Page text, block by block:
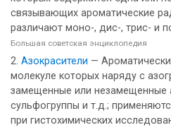
связывающих ароматические
различают моно-, дис-, трис- и
Большая советская энциклопедия
Азокрасители —
молекуле которых наряду с
замещенные или незамещенные
сульфогруппы и т.д.;
при гистохимических